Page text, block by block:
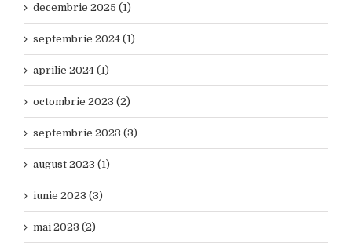
decembrie 2025 (1)
septembrie 2024 (1)
aprilie 2024 (1)
octombrie 2023 (2)
septembrie 2023 (3)
august 2023 (1)
iunie 2023 (3)
mai 2023 (2)